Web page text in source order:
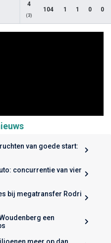
4
(3)
104 1 1 0 0
van goede start:
concurrentie van vier
bij megatransfer Rodri
een
meer op dan